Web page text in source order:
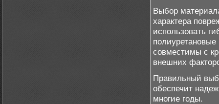
Выбор
характера
использовать
совместимы с
внешних
Правильный
обеспечит
многие годы.